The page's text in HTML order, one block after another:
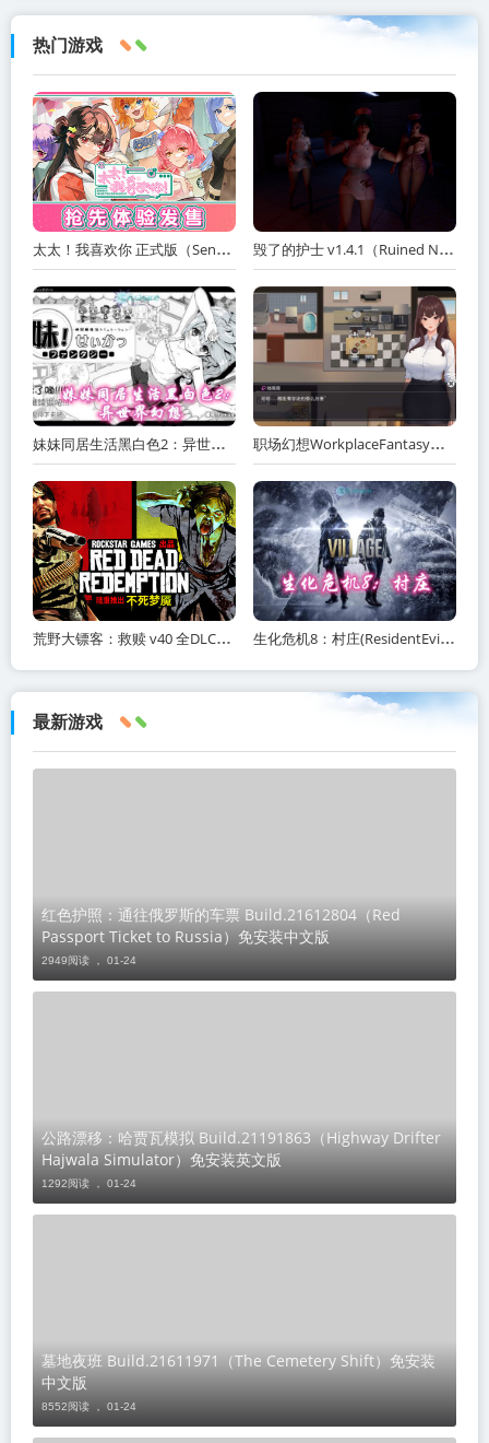
点击下载【NSP】宝可梦拳DX丨Pokkén "
target="_blank">
热门游戏
太太！我喜欢你 正式版（Sensei! I Like You So Much!）免安装中文版 毁了的护士 v1.4.1（Ruined Nurse）免安装中文版
妹妹同居生活黑白色2：异世界幻想网盘下载 职场幻想WorkplaceFantasy中文网盘下载
荒野大镖客：救赎 v40 全DLC（Red Dead Redemption）免安装中文版 生化危机8：村庄(ResidentEvilVillage)内含修改器+DLC+通关存档+原画集百度网盘/
最新游戏
红色护照：通往俄罗斯的车票 Build.21612804（Red
Passport Ticket to Russia）免安装中文版
2949阅读 ， 01-24
公路漂移：哈贾瓦模拟 Build.21191863（Highway Drifter
Hajwala Simulator）免安装英文版
1292阅读 ， 01-24
墓地夜班 Build.21611971（The Cemetery Shift）免安装
中文版
8552阅读 ， 01-24